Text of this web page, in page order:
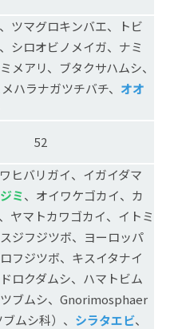
ツマグロキンバエ、トビ
シロオビノメイガ、ナミ
メアリ、ブタクサハムシ、
ハラナガツチバチ、 オオ
52
ヒバリガイ、イガイダマ
ミ、オイワケゴカイ、カ
ヤマトカワゴカイ、イトミ
ジフジツボ、ヨーロッパ
フジツボ、キスイタナイ
ロクダムシ、ハマトビム
ブムシ、Gnorimosphaer
ムシ科）、 シラタエビ、